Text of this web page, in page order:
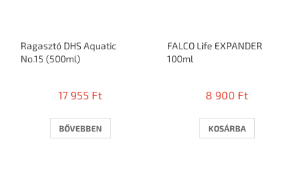
Ragasztó DHS Aquatic
No.15 (500ml)
17 955 Ft
BŐVEBBEN
FALCO Life EXPANDER
100ml
8 900 Ft
KOSÁRBA